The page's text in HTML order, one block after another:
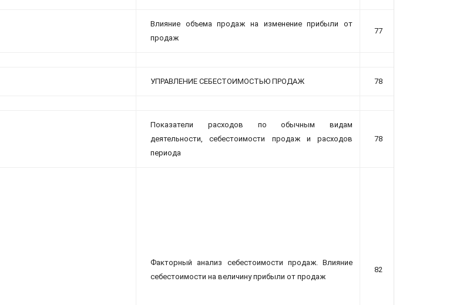
Влияние объема продаж на изменение прибыли от
продаж
77
УПРАВЛЕНИЕ CЕБЕСТОИМОСТЬЮ ПРОДАЖ 78
Показатели расходов по обычным видам
деятельности, себестоимости продаж и расходов
периода
78
Факторный анализ себестоимости продаж. Влияние
себестоимости на величину прибыли от продаж
82